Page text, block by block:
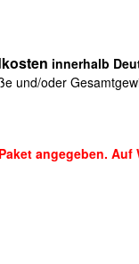
innerhalb
und/oder
angegeben.